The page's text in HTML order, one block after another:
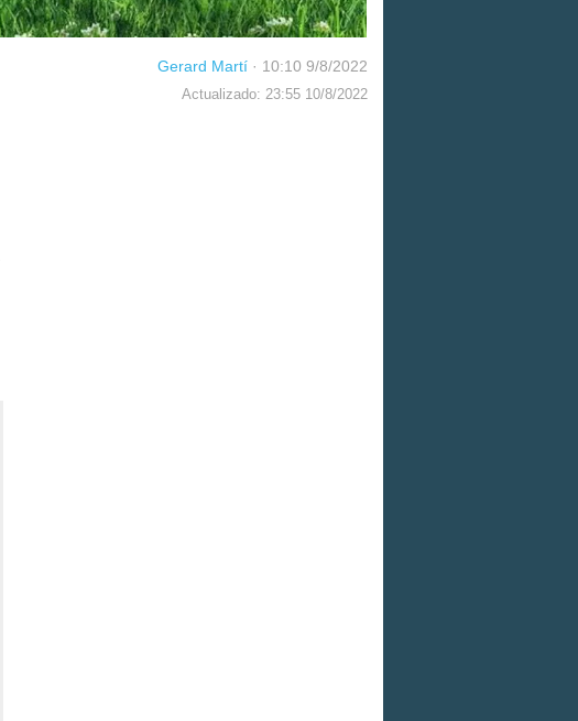
Gerard Martí · 10:10 9/8/2022
Actualizado: 23:55 10/8/2022